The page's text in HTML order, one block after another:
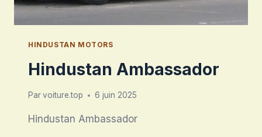
HINDUSTAN MOTORS
Hindustan Ambassador
Parvoiture.top 6 juin 2025
Hindustan Ambassador